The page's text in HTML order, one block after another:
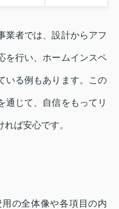
業者では、設計からアフ
を行い、ホームインスペ
いる例もあります。この
通じて、自信をもってリ
ば安心です。
の全体像や各項目の内